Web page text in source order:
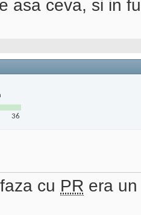
asa ceva, si in
36
cu PR era